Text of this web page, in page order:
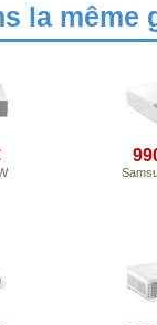
la même